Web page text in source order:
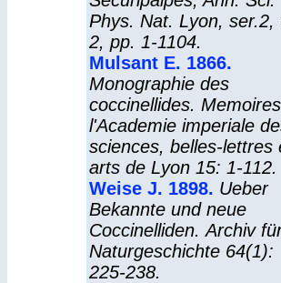
Phys. Nat. Lyon, ser.2,
2, pp. 1-1104.
Mulsant E. 1866.
Monographie des
coccinellides.
l'Academie imperiale
sciences, belles-lettres
arts de Lyon 15: 1-112.
Weise J. 1898. Ueber
Bekannte und neue
Coccinelliden. Archiv
Naturgeschichte 64(1):
225-238.